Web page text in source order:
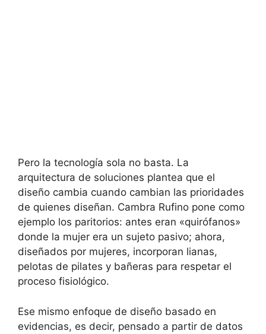
Pero la tecnología sola no basta. La
arquitectura de soluciones plantea que el
diseño cambia cuando cambian las prioridades
de quienes diseñan. Cambra Rufino pone como
ejemplo los paritorios: antes eran «quirófanos»
donde la mujer era un sujeto pasivo; ahora,
diseñados por mujeres, incorporan lianas,
pelotas de pilates y bañeras para respetar el
proceso fisiológico.
Ese mismo enfoque de diseño basado en
evidencias, es decir, pensado a partir de datos